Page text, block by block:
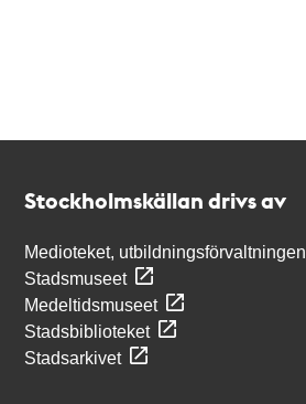
Stockholmskällan drivs av
Medioteket, utbildningsförvaltningen
Stadsmuseet
Medeltidsmuseet
Stadsbiblioteket
Stadsarkivet